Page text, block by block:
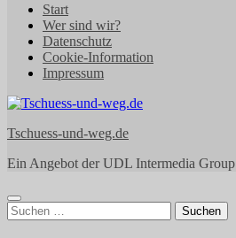
Start
Wer sind wir?
Datenschutz
Cookie-Information
Impressum
Tschuess-und-weg.de
Ein Angebot der UDL Intermedia Group
Suchen
nach: